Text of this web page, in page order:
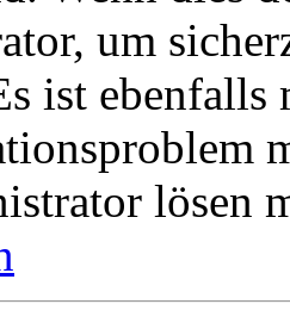
um
ist ebenfalls
lösen